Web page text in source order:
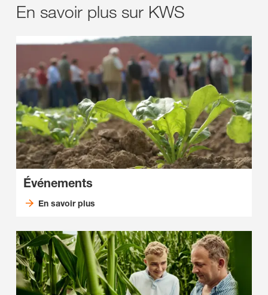
En savoir plus sur KWS
Événements
En savoir plus